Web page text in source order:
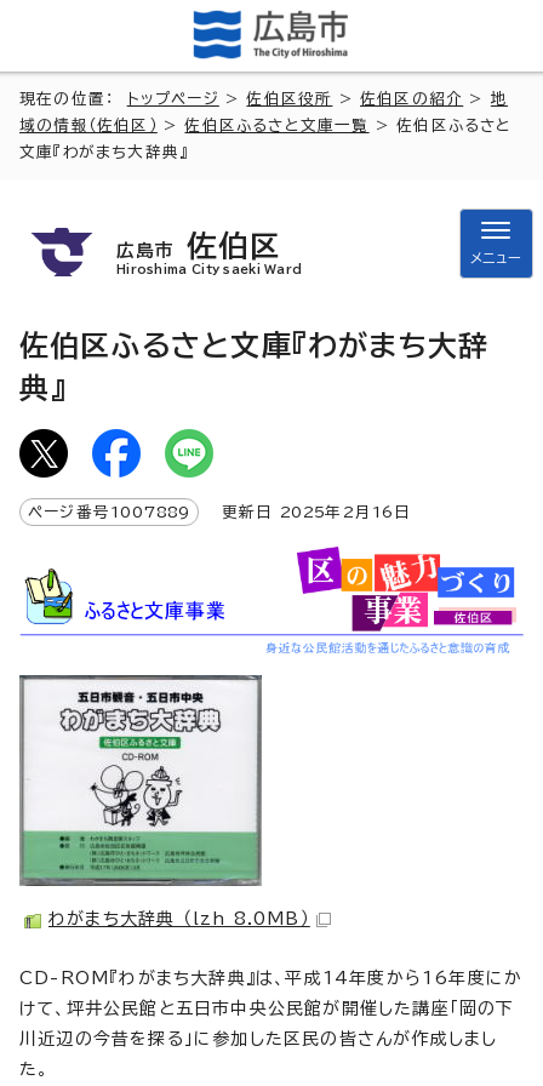
現在の位置： トップページ >佐伯区役所 >佐伯区の紹介 > 地
域の情報（佐伯区）
>佐伯区ふるさと文庫一覧
> 佐伯区ふるさと
文庫『わがまち大辞典』
広島市 佐伯区
Hiroshima City saeki Ward
メニュー
佐伯区ふるさと文庫『わがまち大辞
典』
ページ番号 1007889 更新日 2025年2月 16 日
わがまち大辞典 （lzh 8.0MB）
CD-ROM『わがまち大辞典』は、平成14年度から16年度にか
けて、坪井公民館と五日市中央公民館が開催した講座「岡の下
川近辺の今昔を探る」に参加した区民の皆さんが作成しまし
た。